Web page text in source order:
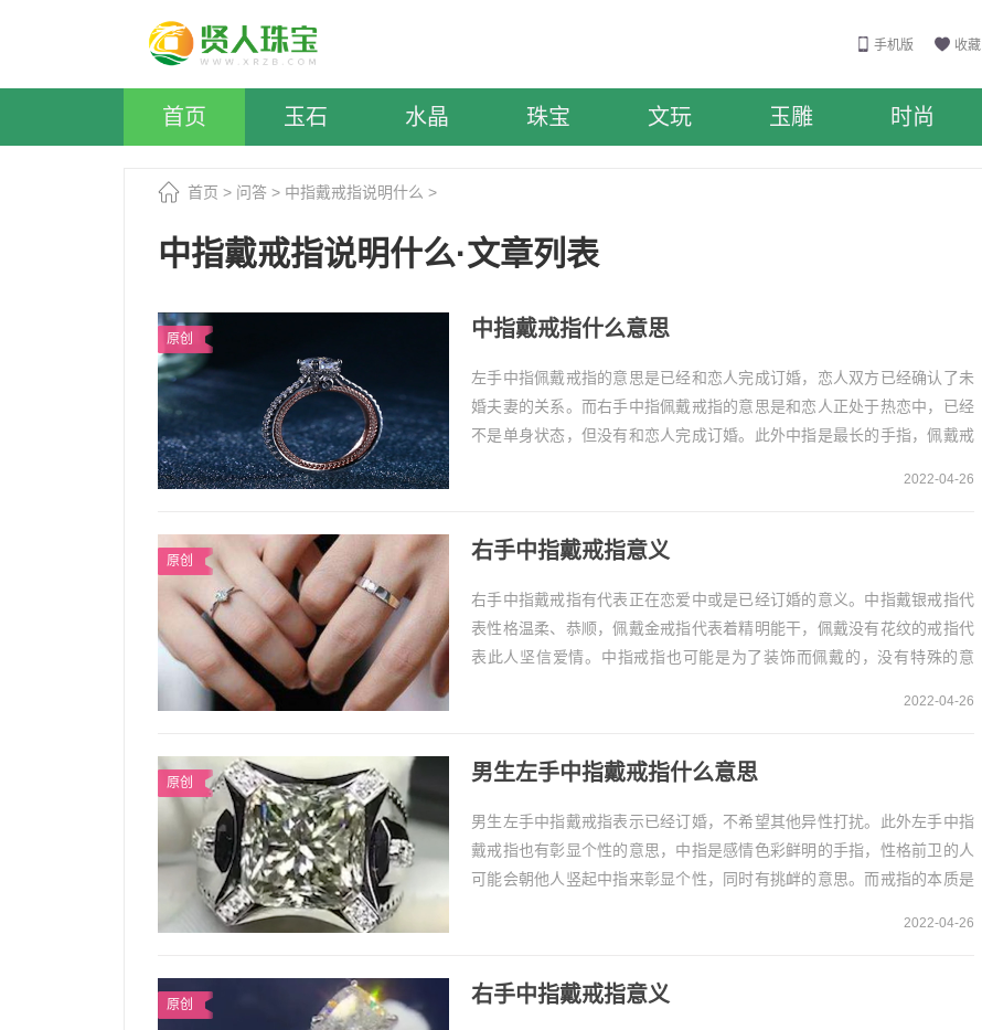
手机版 收藏
首页 玉石 水晶 珠宝 文玩 玉雕 时尚
首页 > 问答 > 中指戴戒指说明什么 >
中指戴戒指说明什么·文章列表
原创 中指戴戒指什么意思
左手中指佩戴戒指的意思是已经和恋人完成订婚，恋人双方已经确认了未
婚夫妻的关系。而右手中指佩戴戒指的意思是和恋人正处于热恋中，已经
不是单身状态，但没有和恋人完成订婚。此外中指是最长的手指，佩戴戒
2022-04-26
原创 右手中指戴戒指意义
右手中指戴戒指有代表正在恋爱中或是已经订婚的意义。中指戴银戒指代
表性格温柔、恭顺，佩戴金戒指代表着精明能干，佩戴没有花纹的戒指代
表此人坚信爱情。中指戒指也可能是为了装饰而佩戴的，没有特殊的意
2022-04-26
原创 男生左手中指戴戒指什么意思
男生左手中指戴戒指表示已经订婚，不希望其他异性打扰。此外左手中指
戴戒指也有彰显个性的意思，中指是感情色彩鲜明的手指，性格前卫的人
可能会朝他人竖起中指来彰显个性，同时有挑衅的意思。而戒指的本质是
2022-04-26
原创 右手中指戴戒指意义